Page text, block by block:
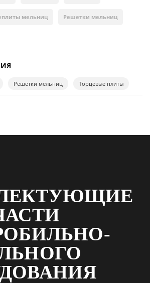
мельниц Решетки мельниц
Решетки мельниц Торцевые плиты